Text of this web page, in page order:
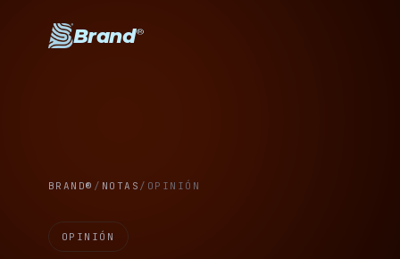
Brand®
BRAND® / NOTAS / OPINIÓN
OPINIÓN